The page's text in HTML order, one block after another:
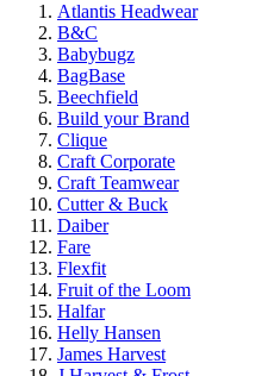
Atlantis Headwear
B&C
Babybugz
BagBase
Beechfield
Build your Brand
Clique
Craft Corporate
Craft Teamwear
Cutter & Buck
Daiber
Fare
Flexfit
Fruit of the Loom
Halfar
Helly Hansen
James Harvest